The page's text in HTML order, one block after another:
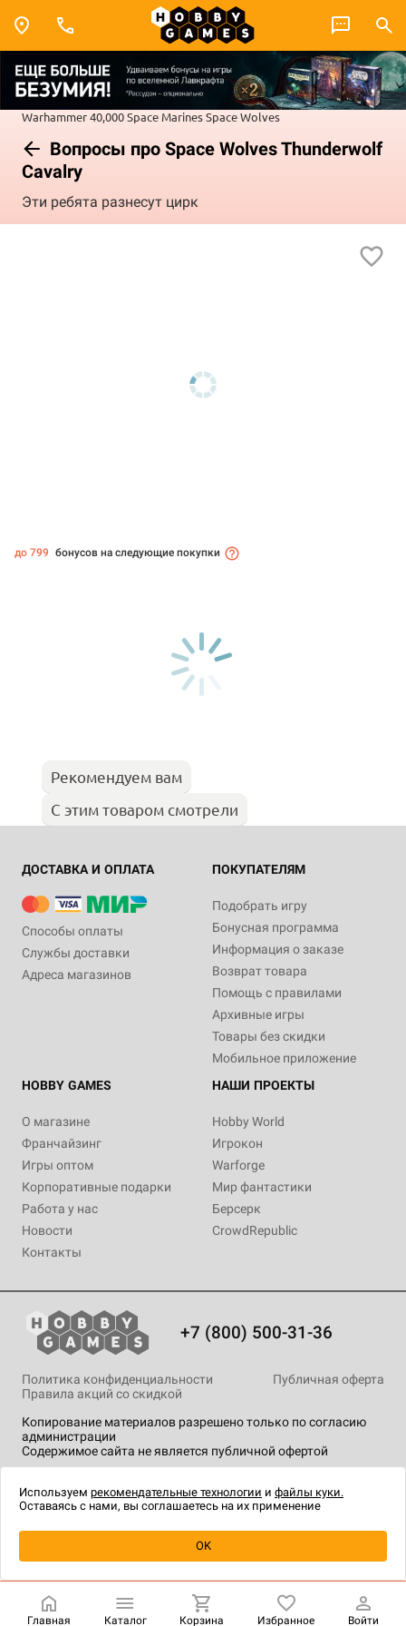
Warhammer 40,000Space MarinesSpace Wolves
Вопросы про Space Wolves Thunderwolf
Cavalry
Эти ребята разнесут цирк
Купить| 7 990 ₽
до 799 бонусов на следующие покупки
Рекомендуем вам
С этим товаром смотрели
ДОСТАВКА И ОПЛАТА
Способы оплаты
Службы доставки
Адреса магазинов
ПОКУПАТЕЛЯМ
Подобрать игру
Бонусная программа
Информация о заказе
Возврат товара
Помощь с правилами
Архивные игры
Товары без скидки
Мобильное приложение
HOBBY GAMES
О магазине
Франчайзинг
Игры оптом
Корпоративные подарки
Работа у нас
Новости
Контакты
НАШИ ПРОЕКТЫ
Hobby World
Игрокон
Warforge
Мир фантастики
Берсерк
CrowdRepublic
+7 (800) 500-31-36
Копирование материалов разрешено только по согласию
администрации
Содержимое сайта не является публичной офертой
Политика конфиденциальности
Публичная оферта
Правила акций со скидкой
технологии.
Главная Каталог Корзина Избранное Войти
Используем рекомендательные технологии и файлы куки.
Оставаясь с нами, вы соглашаетесь на их применение
OK